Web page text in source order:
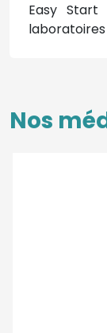
Easy
laboratoires
Nos